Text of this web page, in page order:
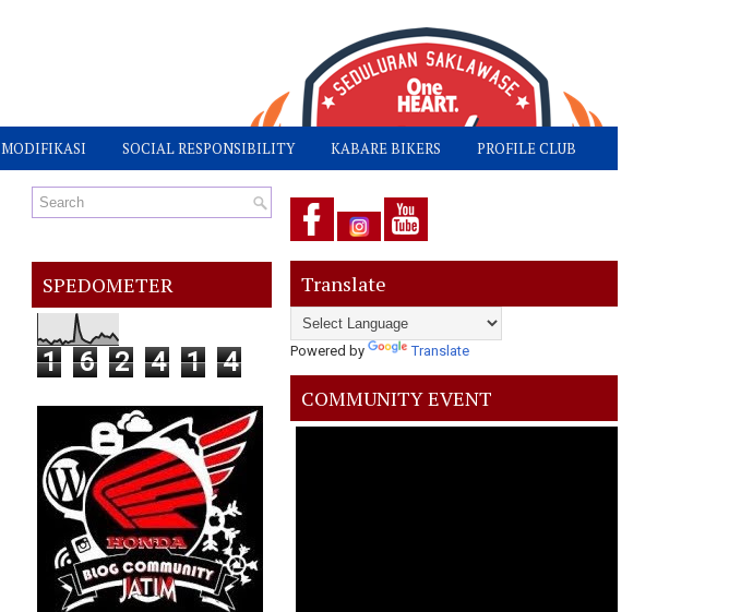
MODIFIKASI SOCIAL RESPONSIBILITY KABARE BIKERS PROFILE CLUB
SPEDOMETER
1 6 2 4 1 4
Translate
Powered by Translate
COMMUNITY EVENT